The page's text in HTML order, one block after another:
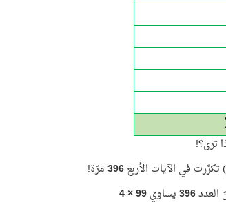
ترى؟!
في الآيات الأربع396مرّة!
العدد396يساوي99 × 4